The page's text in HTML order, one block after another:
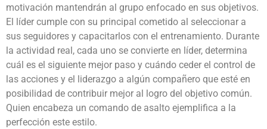
motivación mantendrán al grupo enfocado en sus objetivos.
El líder cumple con su principal cometido al seleccionar a
sus seguidores y capacitarlos con el entrenamiento. Durante
la actividad real, cada uno se convierte en líder, determina
cuál es el siguiente mejor paso y cuándo ceder el control de
las acciones y el liderazgo a algún compañero que esté en
posibilidad de contribuir mejor al logro del objetivo común.
Quien encabeza un comando de asalto ejemplifica a la
perfección este estilo.